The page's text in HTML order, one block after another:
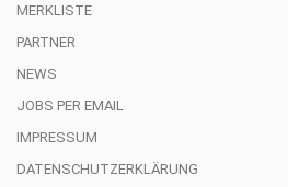
MERKLISTE
PARTNER
NEWS
JOBS PER EMAIL
IMPRESSUM
DATENSCHUTZERKLÄRUNG